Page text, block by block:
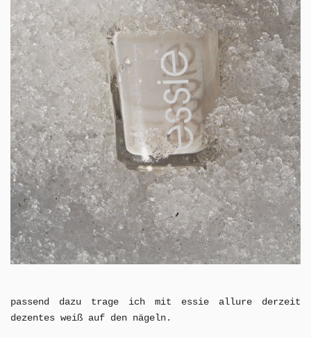
passend dazu trage ich mit essie allure derzeit
dezentes weiß auf den nägeln.